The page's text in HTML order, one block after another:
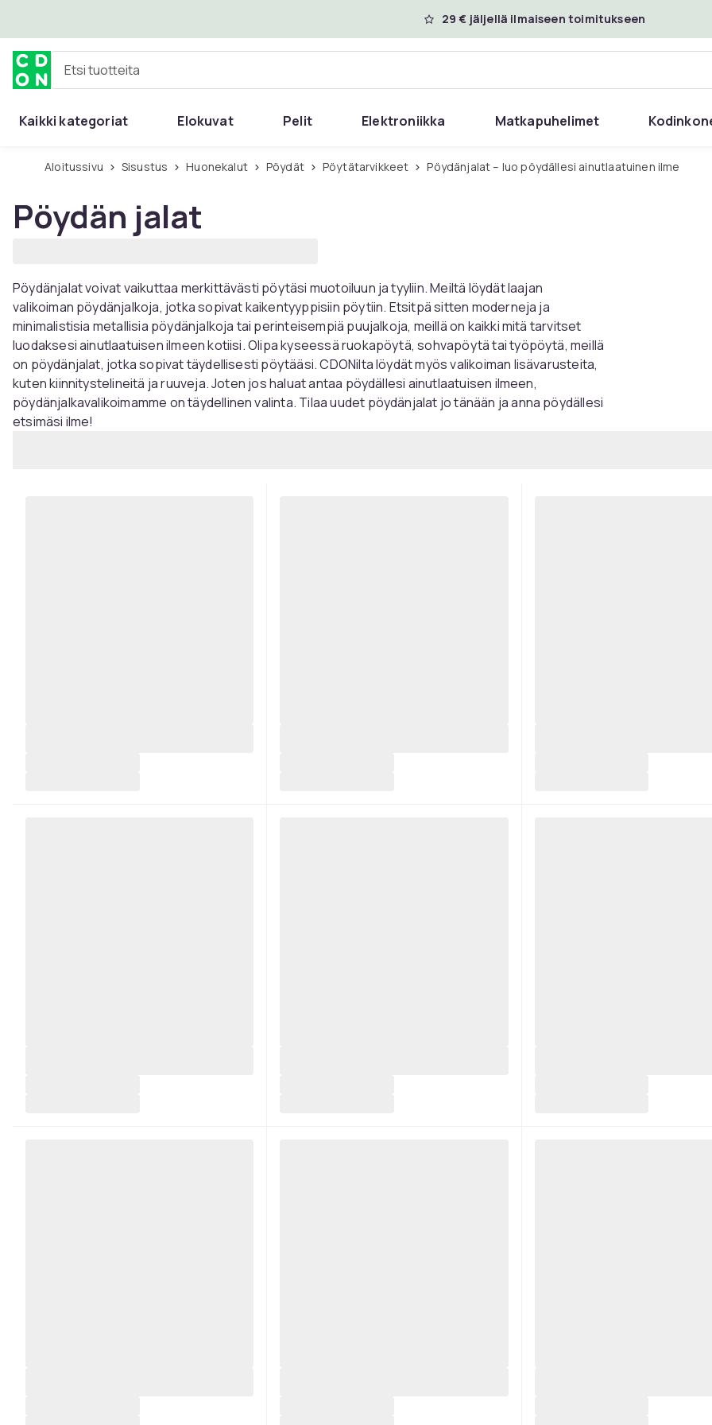
29 € jäljellä ilmaiseen toimitukseen
Etsi tuotteita
Kaikki kategoriat Elokuvat Pelit Elektroniikka Matkapuhelimet
Aloitussivu Sisustus Huonekalut Pöydät Pöytätarvikkeet Pöydänjalat – luo pöydällesi ainutlaatuinen ilme
Pöydän jalat
Pöydänjalat voivat vaikuttaa merkittävästi pöytäsi muotoiluun ja tyyliin. Meiltä löydät laajan
valikoiman pöydänjalkoja, jotka sopivat kaikentyyppisiin pöytiin. Etsitpä sitten moderneja ja
minimalistisia metallisia pöydänjalkoja tai perinteisempiä puujalkoja, meillä on kaikki mitä tarvitset
luodaksesi ainutlaatuisen ilmeen kotiisi. Olipa kyseessä ruokapöytä, sohvapöytä tai työpöytä, meillä
on pöydänjalat, jotka sopivat täydellisesti pöytääsi. CDONilta löydät myös valikoiman lisävarusteita,
kuten kiinnitystelineitä ja ruuveja. Joten jos haluat antaa pöydällesi ainutlaatuisen ilmeen,
pöydänjalkavalikoimamme on täydellinen valinta. Tilaa uudet pöydänjalat jo tänään ja anna pöydällesi
etsimäsi ilme!